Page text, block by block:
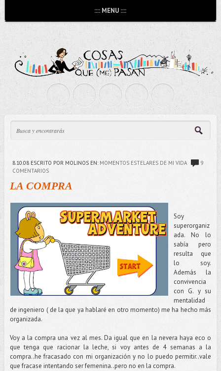
:::: MENU ::::
8.10.08ESCRITO POR MOLINOS EN: MOMENTOS ESTELARES DE MI VIDA
9
COMENTARIOS
LA COMPRA
Soy
superorganiz
ada. No lo
sabía pero
resulta que
lo soy.
Además la
convivencia
con G. y su
mentalidad
de ingeniero ( de la que ya hablaré en otro momento) me ha hecho más
organizada.
Voy a la compra una vez al mes. Da igual que en la nevera haya eco o
que tenga que racionar la leche, si voy antes de 4 semanas a la
compra..he fracasado con mi organización y no lo puedo permitir..vale
que fracase intentando ser femenina..pero no en la compra.